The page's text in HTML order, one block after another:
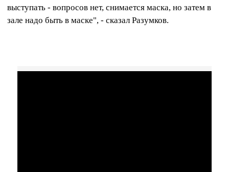
выступать - вопросов нет, снимается маска, но затем в
зале надо быть в маске", - сказал Разумков.